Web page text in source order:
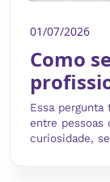
01/07/2026
Como
Essa
entre pessoas
curiosidade,